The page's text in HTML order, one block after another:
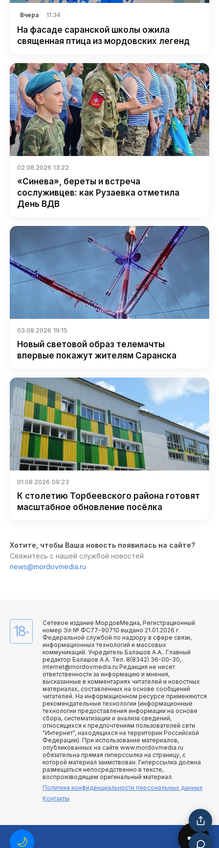
Вчера 11:34
На фасаде саранской школы ожила
священная птица из мордовских легенд
02.08.2026 13:22
«Синева», береты и встреча
сослуживцев: как Рузаевка отметила
День ВДВ
03.08.2026 19:15
Новый световой образ телемачты
впервые покажут жителям Саранска
01.08.2026 09:23
К столетию Торбеевского района готовят
масштабное обновление посёлка
Хотите, чтобы Ваша новость появилась на сайте?
Свяжитесь с нашей службой новостей
news@mordovmedia.ru
18+
Сетевое издание МордовМедиа, Регистрационный
номер Эл № ФС77-90710 выдано 21.01.2026 г.
Федеральной службой по надзору в сфере связи,
информационных технологий и массовых
коммуникаций. Учредитель Балашов А.А.. Главный
редактор Балашов А.А. Тел. 8(8342) 36-00-30,
internet@mordovmedia.ru Редакция не несет
ответственности за информацию и мнения,
высказанные в комментариях читателей и новостных
материалах, составленных на основе сообщений
читателей. На информационном ресурсе применяются
рекомендательные технологии (информационные
технологии предоставления информации на основе
сбора, систематизации и анализа сведений,
относящихся к предпочтениям пользователей сети
"Интернет", находящихся на территории Российской
Федерации). При использование материалов,
опубликованных на сайте www.mordovmedia.ru
обязательна прямая гиперссылка на страницу, с
которой материал заимствован. Гиперссылка должна
размещаться непосредственно в тексте,
воспроизводящем оригинальный материал.
Политика конфиденциальности персональных данных
Контакты
🌙